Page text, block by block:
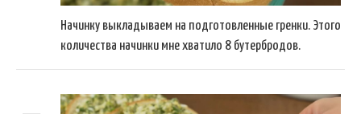
Начинку выкладываем на подготовленные гренки. Этого
количества начинки мне хватило 8 бутербродов.